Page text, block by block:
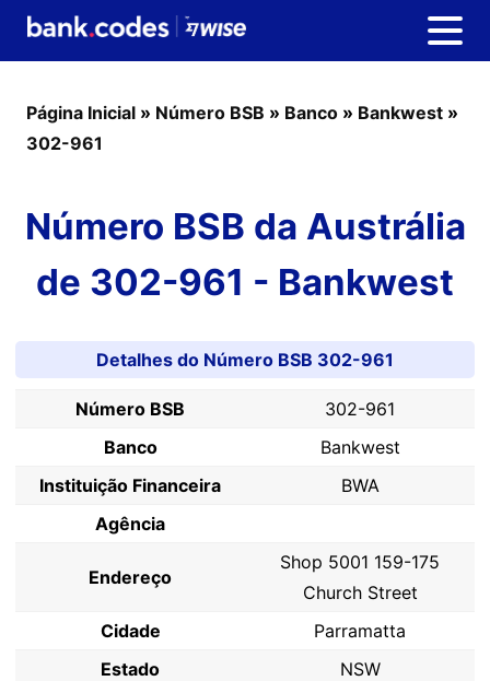
Página Inicial » Número BSB » Banco » Bankwest »
302-961
Número BSB da Austrália
de 302-961 - Bankwest
Detalhes do Número BSB 302-961
Número BSB
302-961
Banco
Bankwest
Instituição Financeira
BWA
Agência
Endereço
Shop 5001 159-175
Church Street
Cidade
Parramatta
Estado
NSW